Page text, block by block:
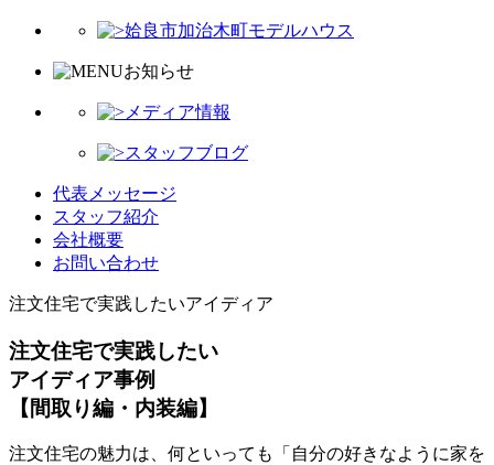
姶良市加治木町モデルハウス
お知らせ
メディア情報
スタッフブログ
代表メッセージ
スタッフ紹介
会社概要
お問い合わせ
注文住宅で実践したいアイディア
注文住宅で実践したい
アイディア事例
【間取り編・内装編】
注文住宅の魅力は、何といっても「自分の好きなように家を